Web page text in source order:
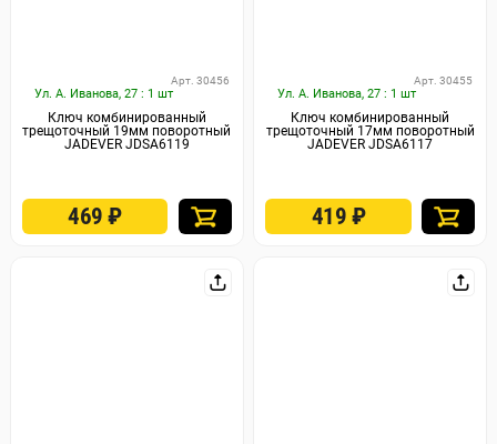
Ул. А. Иванова, 27 : 1 шт
Арт. 30456
Ключ комбинированный
трещоточный 19мм поворотный
JADEVER JDSA6119
469₽
Ул. А. Иванова, 27 : 1 шт
Арт. 30455
Ключ комбинированный
трещоточный 17мм поворотный
JADEVER JDSA6117
419 ₽